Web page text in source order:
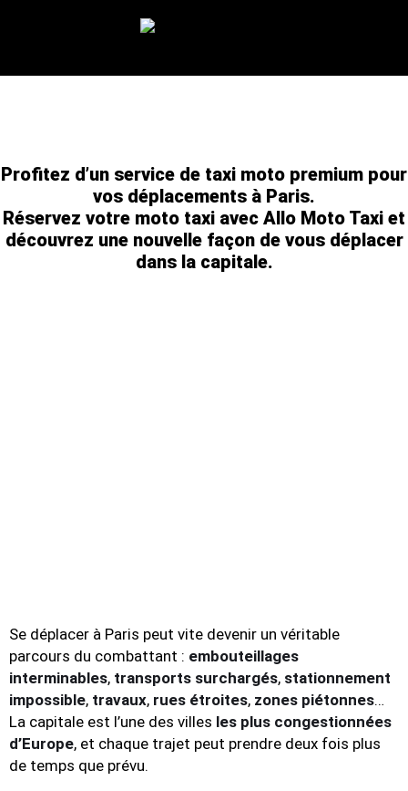
Profitez d’un service de taxi moto premium pour
vos déplacements à Paris.
Réservez votre moto taxi avec Allo Moto Taxi et
découvrez une nouvelle façon de vous déplacer
dans la capitale.
Se déplacer à Paris peut vite devenir un véritable
parcours du combattant : embouteillages
interminables, transports surchargés, stationnement
impossible, travaux, rues étroites, zones piétonnes…
La capitale est l’une des villes les plus congestionnées
d’Europe, et chaque trajet peut prendre deux fois plus
de temps que prévu.